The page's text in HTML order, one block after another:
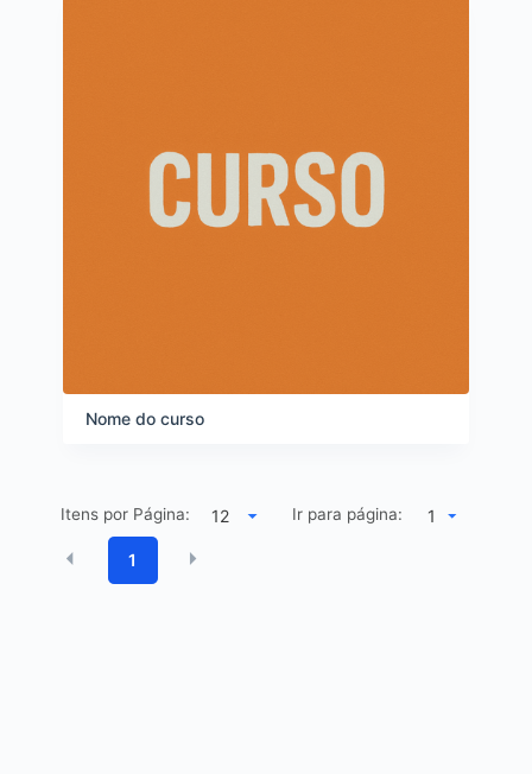
Nome do curso
Itens por Página: Ir para página: 1
1